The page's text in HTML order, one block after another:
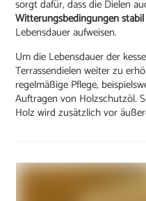
sorgt dafür, dass die Dielen
Witterungsbedingungen
Lebensdauer aufweisen.
Um die Lebensdauer der
Terrassendielen weiter zu
regelmäßige Pflege,
Auftragen von Holzschutzöl.
Holz wird zusätzlich vor